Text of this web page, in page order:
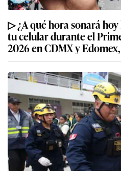
▷ ¿A qué hora sonará
tu celular durante el
2026 en CDMX y